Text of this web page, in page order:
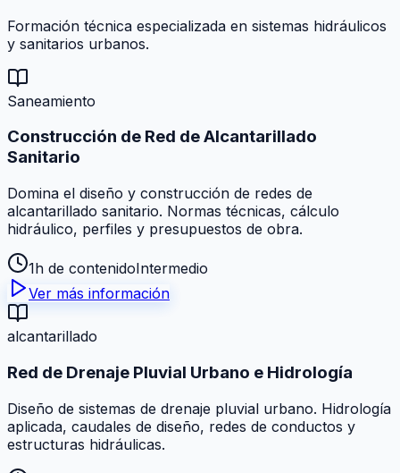
Formación técnica especializada en sistemas hidráulicos
y sanitarios urbanos.
Saneamiento
Construcción de Red de Alcantarillado
Sanitario
Domina el diseño y construcción de redes de
alcantarillado sanitario. Normas técnicas, cálculo
hidráulico, perfiles y presupuestos de obra.
1h de contenidoIntermedio
Ver más información
alcantarillado
Red de Drenaje Pluvial Urbano e Hidrología
Diseño de sistemas de drenaje pluvial urbano. Hidrología
aplicada, caudales de diseño, redes de conductos y
estructuras hidráulicas.